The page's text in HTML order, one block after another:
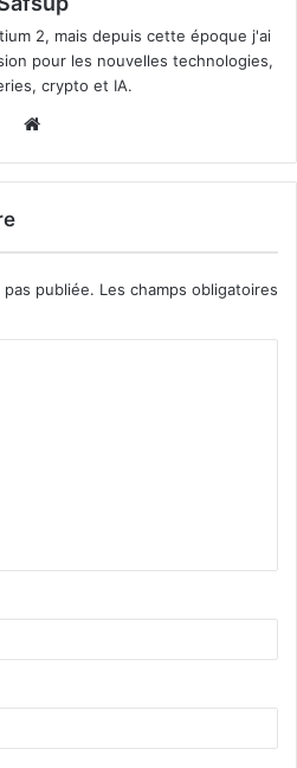
2, mais depuis cette époque j'ai
pour les nouvelles technologies,
crypto et IA.
Website
publiée. Les champs obligatoires